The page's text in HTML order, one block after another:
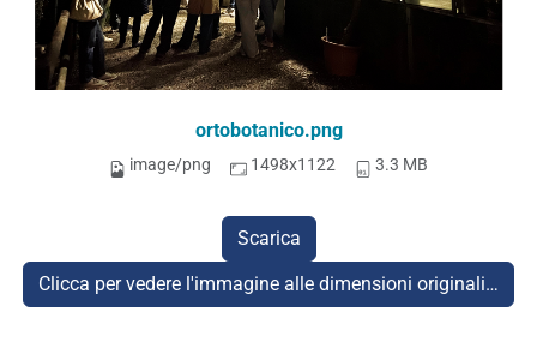
ortobotanico.png
image/png 1498x1122 3.3 MB
Scarica
Clicca per vedere l'immagine alle dimensioni originali…